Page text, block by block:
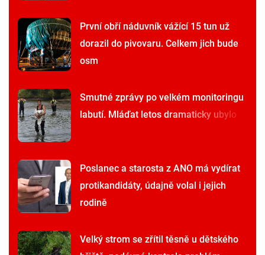
První obří náduvník vážící 15 tun už
dorazil do pivovaru. Celkem jich bude
osm
Smutné zprávy po velkém monitoringu
labutí. Mláďat letos dramaticky ubylo
Poslanec a starosta z ANO má vydírat
protikandidáty, údajně volal i jejich
rodině
Velký strom se zřítil těsně u dětského